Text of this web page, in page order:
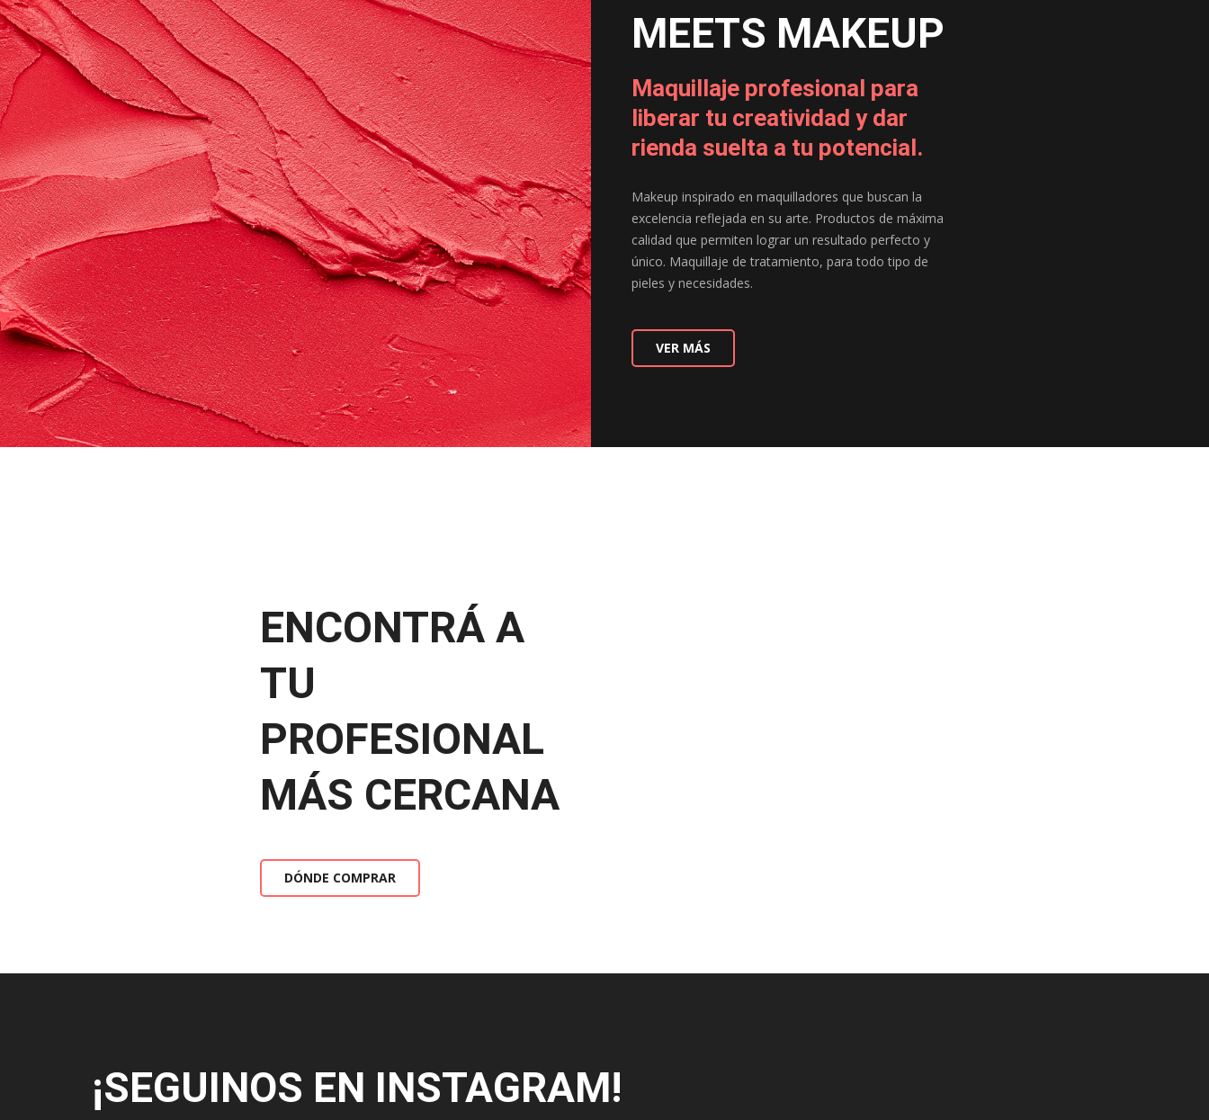
MEETS MAKEUP
Maquillaje profesional para
liberar tu creatividad y dar
rienda suelta a tu potencial.
Makeup inspirado en maquilladores que buscan la
excelencia reflejada en su arte. Productos de máxima
calidad que permiten lograr un resultado perfecto y
único. Maquillaje de tratamiento, para todo tipo de
pieles y necesidades.
VER MÁS
ENCONTRÁ A
TU
PROFESIONAL
MÁS CERCANA
DÓNDE COMPRAR
¡SEGUINOS EN INSTAGRAM!